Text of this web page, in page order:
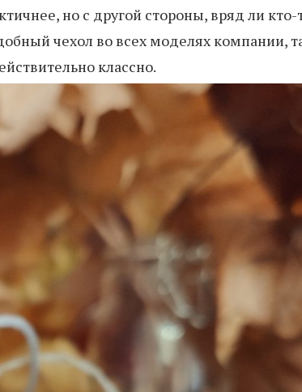
но с другой стороны, вряд ли кто-
чехол во всех моделях компании,
классно.